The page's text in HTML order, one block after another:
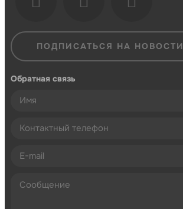
ПОДПИСАТЬСЯ НА НОВОСТИ
Обратная связь